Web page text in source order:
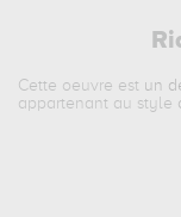
Cette oeuvre est un
appartenant au style